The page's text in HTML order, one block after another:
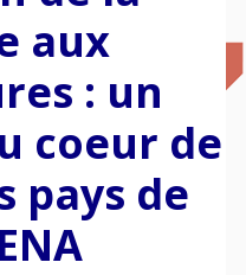
aux
: un
coeur de
pays de